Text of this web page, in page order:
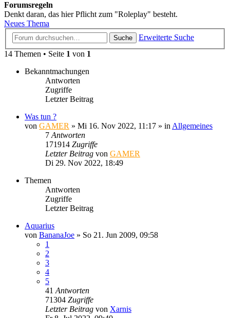
Forumsregeln
Denkt daran, das hier Pflicht zum "Roleplay" besteht.
Neues Thema
Suche
Erweiterte Suche
14 Themen • Seite 1 von 1
Bekanntmachungen
Antworten
Zugriffe
Letzter Beitrag
Was tun ?
von GAMER » Mi 16. Nov 2022, 11:17 » in Allgemeines
7 Antworten
171914 Zugriffe
Letzter Beitrag von GAMER
Di 29. Nov 2022, 18:49
Themen
Antworten
Zugriffe
Letzter Beitrag
Aquarius
von BananaJoe » So 21. Jun 2009, 09:58
1
2
3
4
5
41 Antworten
71304 Zugriffe
Letzter Beitrag von Xarnis